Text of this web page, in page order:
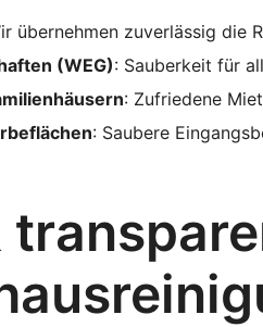
übernehmen zuverlässig die
(WEG): Sauberkeit für
: Zufriedene
: Saubere